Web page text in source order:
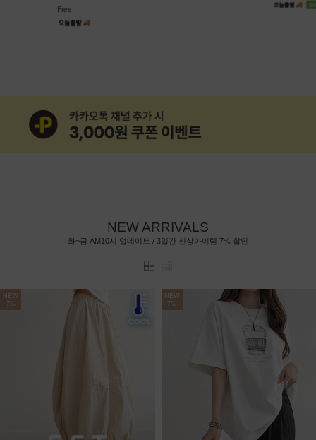
Free
NEW ARRIVALS
화~금 AM10시 업데이트 / 3일간 신상아이템 7% 할인
NEW
7%
NEW
7%